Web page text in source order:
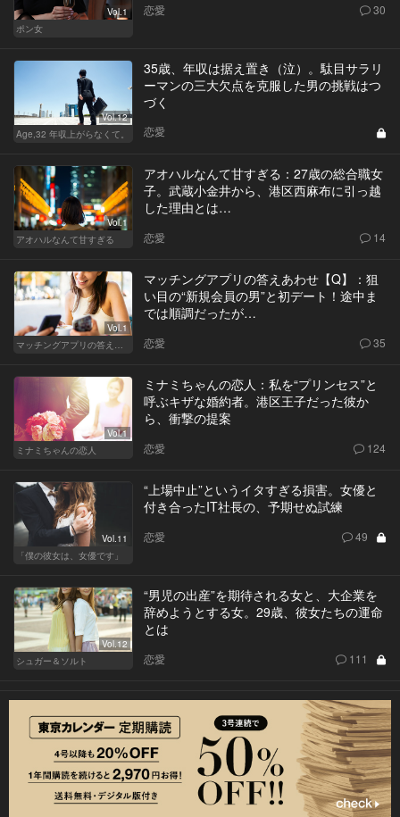
Vol.1
ポン女
恋愛 30
Vol.12
Age,32 年収上がらなくて。
35歳、年収は据え置き（泣）。駄目サラリ
ーマンの三大欠点を克服した男の挑戦はつ
づく
恋愛
Vol.1
アオハルなんて甘すぎる
アオハルなんて甘すぎる：27歳の総合職女
子。武蔵小金井から、港区西麻布に引っ越
した理由とは…
恋愛 14
Vol.1
マッチングアプリの答えあわせ【Q】～SEASON2～
マッチングアプリの答えあわせ【Q】：狙
い目の“新規会員の男”と初デート！途中ま
では順調だったが…
恋愛 35
Vol.1
ミナミちゃんの恋人
ミナミちゃんの恋人：私を“プリンセス”と
呼ぶキザな婚約者。港区王子だった彼か
ら、衝撃の提案
恋愛 124
Vol.11
「僕の彼女は、女優です」
“上場中止”というイタすぎる損害。女優と
付き合ったIT社長の、予期せぬ試練
恋愛 49
Vol.12
シュガー＆ソルト
“男児の出産”を期待される女と、大企業を
辞めようとする女。29歳、彼女たちの運命
とは
恋愛 111